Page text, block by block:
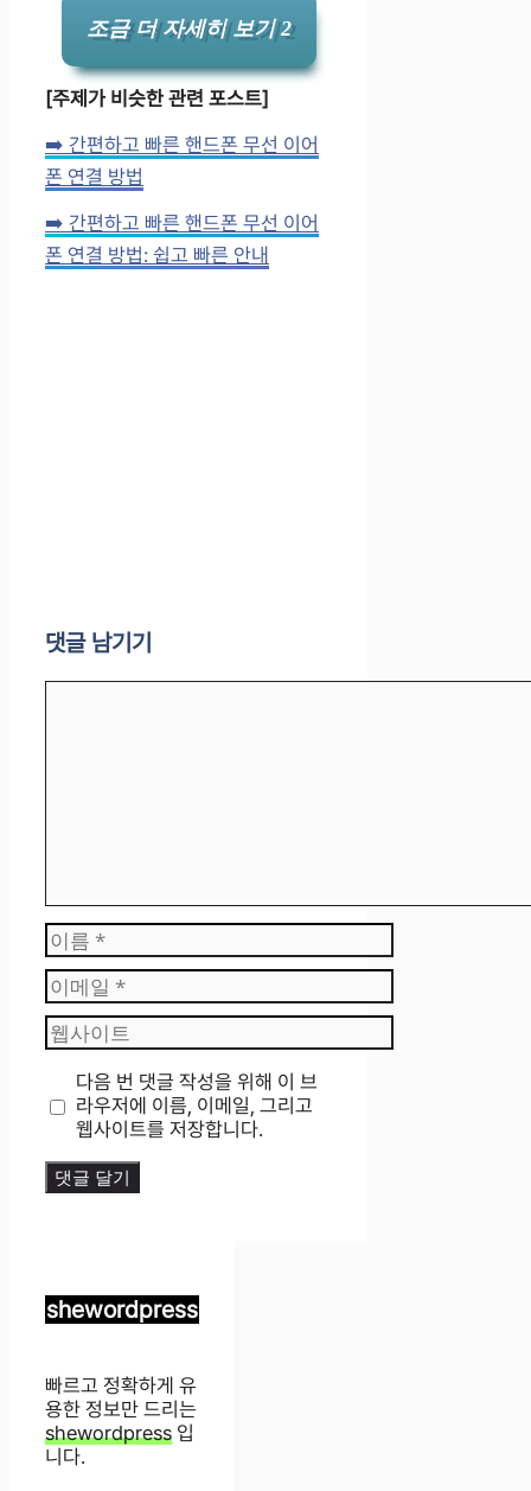
조금 더 자세히 보기 2
[주제가 비슷한 관련 포스트]
➡️ 간편하고 빠른 핸드폰 무선 이어
폰 연결 방법
➡️ 간편하고 빠른 핸드폰 무선 이어
폰 연결 방법: 쉽고 빠른 안내
댓글 남기기
이
름
이
메
일
웹
사
트
다음 번 댓글 작성을 위해 이 브
라우저에 이름, 이메일, 그리고
웹사이트를 저장합니다.
shewordpress
빠르고 정확하게 유
용한 정보만 드리는
shewordpress 입
니다.